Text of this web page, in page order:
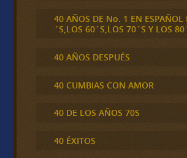
40 AÑOS DE No. 1 EN ESPAÑOL
´S,LOS 60´S,LOS 70´S Y LOS
40 AÑOS DESPUÉS
40 CUMBIAS CON AMOR
40 DE LOS AÑOS 70S
40 ÉXITOS